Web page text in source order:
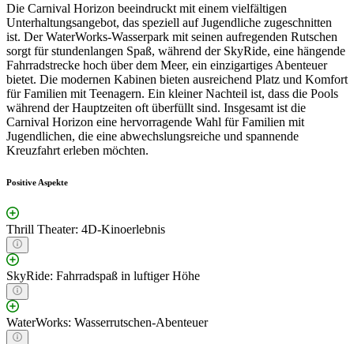
Die Carnival Horizon beeindruckt mit einem vielfältigen
Unterhaltungsangebot, das speziell auf Jugendliche zugeschnitten
ist. Der WaterWorks-Wasserpark mit seinen aufregenden Rutschen
sorgt für stundenlangen Spaß, während der SkyRide, eine hängende
Fahrradstrecke hoch über dem Meer, ein einzigartiges Abenteuer
bietet. Die modernen Kabinen bieten ausreichend Platz und Komfort
für Familien mit Teenagern. Ein kleiner Nachteil ist, dass die Pools
während der Hauptzeiten oft überfüllt sind. Insgesamt ist die
Carnival Horizon eine hervorragende Wahl für Familien mit
Jugendlichen, die eine abwechslungsreiche und spannende
Kreuzfahrt erleben möchten.
Positive Aspekte
Thrill Theater: 4D-Kinoerlebnis
SkyRide: Fahrradspaß in luftiger Höhe
WaterWorks: Wasserrutschen-Abenteuer